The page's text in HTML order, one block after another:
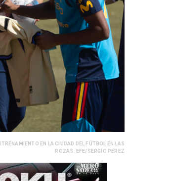
EN LA CIUDAD DEL FÚTBOL EN LAS
ROZAS. EFE/SERGIO PÉREZ